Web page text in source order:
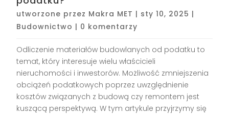
utworzone przez Makra MET | sty 10, 2025 |
Budownictwo | 0 komentarzy
Odliczenie materiałów budowlanych od podatku to
temat, który interesuje wielu właścicieli
nieruchomości i inwestorów. Możliwość zmniejszenia
obciążeń podatkowych poprzez uwzględnienie
kosztów związanych z budową czy remontem jest
kuszącą perspektywą. W tym artykule przyjrzymy się